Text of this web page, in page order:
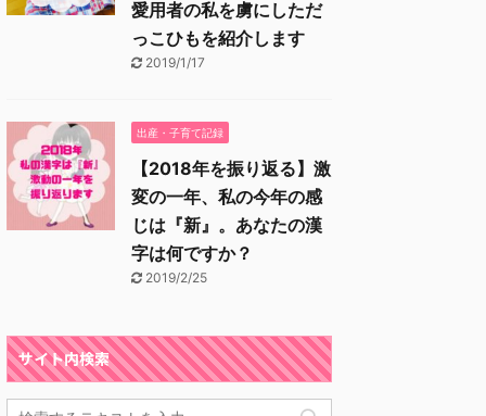
愛用者の私を虜にしただ
っこひもを紹介します
2019/1/17
出産・子育て記録
【2018年を振り返る】激
変の一年、私の今年の感
じは『新』。あなたの漢
字は何ですか？
2019/2/25
サイト内検索